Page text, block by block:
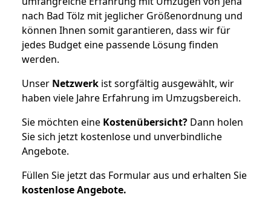
nach Bad Tölz mit jeglicher Größenordnung und
können Ihnen somit garantieren, dass wir für
jedes Budget eine passende Lösung finden
werden.
Unser Netzwerk ist sorgfältig ausgewählt, wir
haben viele Jahre Erfahrung im Umzugsbereich.
Sie möchten eine Kostenübersicht? Dann holen
Sie sich jetzt kostenlose und unverbindliche
Angebote.
Füllen Sie jetzt das Formular aus und erhalten Sie
kostenloseAngebote.